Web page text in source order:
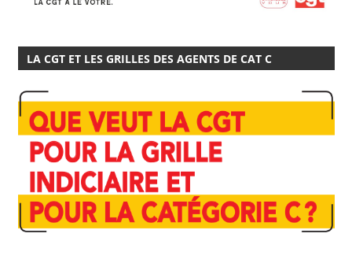
LA CGT ET LES GRILLES DES AGENTS DE CAT C